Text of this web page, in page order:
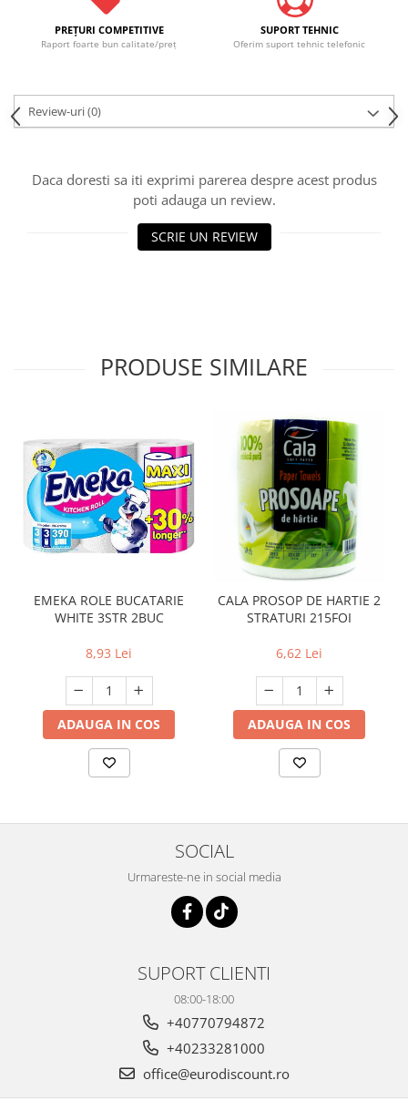
PREŢURI COMPETITIVE
Raport foarte bun calitate/preţ
SUPORT TEHNIC
Oferim suport tehnic telefonic
Review-uri(0)
Daca doresti sa iti exprimi parerea despre acest produs
poti adauga un review.
SCRIE UN REVIEW
PRODUSE SIMILARE
EMEKA ROLE BUCATARIE
WHITE 3STR 2BUC
8,93 Lei
ADAUGA IN COS
CALA PROSOP DE HARTIE 2
STRATURI 215FOI
6,62 Lei
ADAUGA IN COS
SOCIAL
Urmareste-ne in social media
SUPORT CLIENTI
08:00-18:00
+40770794872
+40233281000
office@eurodiscount.ro